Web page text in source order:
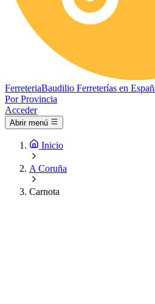
FerreteriaBaudilio Ferreterías en
Por Provincia
Acceder
Abrir menú
Inicio
A Coruña
Carnota